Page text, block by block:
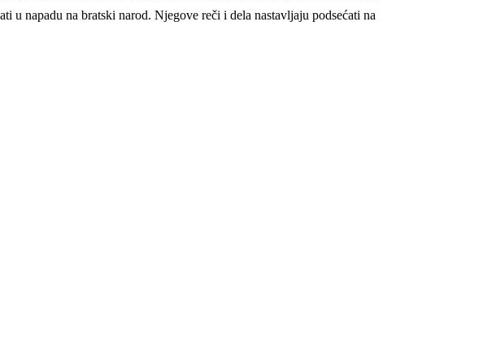
u napadu na bratski narod. Njegove reči i dela nastavljaju podsećati na